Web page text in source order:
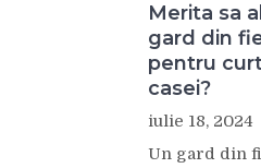
Merita sa
gard din
pentru
casei?
iulie 18, 2024
Un gard din